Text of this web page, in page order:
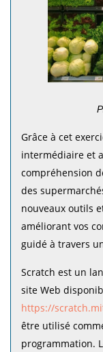
Grâce à cet
intermédiaire et
compréhension
des
nouveaux outils
améliorant vos
guidé à travers
Scratch est un
site Web
https://
être utilisé
programmation.